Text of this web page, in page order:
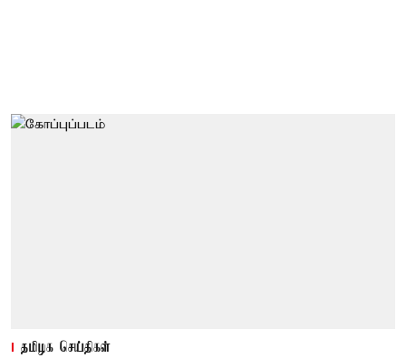
தமிழக செய்திகள்